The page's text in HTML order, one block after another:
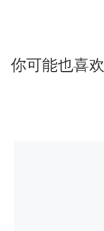
你可能也喜欢